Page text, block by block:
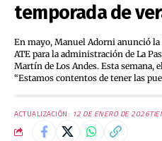
temporada de
En mayo, Manuel Adorni anunció
ATE para la administración de La
Martín de Los Andes. Esta semana,
“Estamos contentos de tener las
ACTUALIZACIÓN: 12 DE ENERO DE 2026